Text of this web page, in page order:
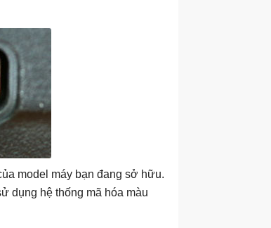
model máy bạn đang sở hữu.
dụng hệ thống mã hóa màu